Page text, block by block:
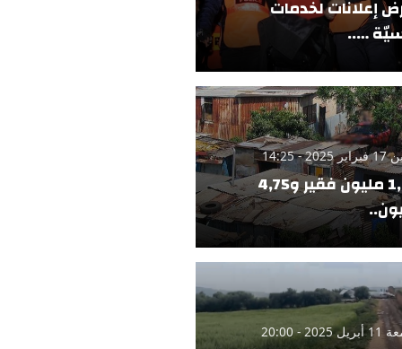
إعلانات لخدمات
…..
- 14:25
1,42 مليون فقير و4,75
- 20:00